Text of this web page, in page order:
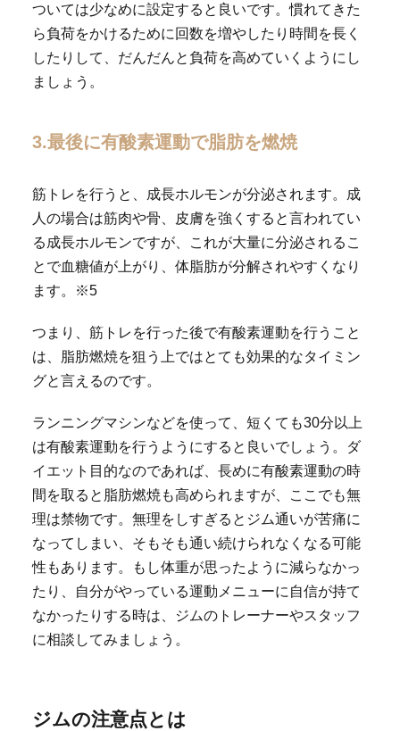
ついては少なめに設定すると良いです。慣れてきた
ら負荷をかけるために回数を増やしたり時間を長く
したりして、だんだんと負荷を高めていくようにし
ましょう。
3.最後に有酸素運動で脂肪を燃焼
筋トレを行うと、成長ホルモンが分泌されます。成
人の場合は筋肉や骨、皮膚を強くすると言われてい
る成長ホルモンですが、これが大量に分泌されるこ
とで血糖値が上がり、体脂肪が分解されやすくなり
ます。※5
つまり、筋トレを行った後で有酸素運動を行うこと
は、脂肪燃焼を狙う上ではとても効果的なタイミン
グと言えるのです。
ランニングマシンなどを使って、短くても30分以上
は有酸素運動を行うようにすると良いでしょう。ダ
イエット目的なのであれば、長めに有酸素運動の時
間を取ると脂肪燃焼も高められますが、ここでも無
理は禁物です。無理をしすぎるとジム通いが苦痛に
なってしまい、そもそも通い続けられなくなる可能
性もあります。もし体重が思ったように減らなかっ
たり、自分がやっている運動メニューに自信が持て
なかったりする時は、ジムのトレーナーやスタッフ
に相談してみましょう。
ジムの注意点とは